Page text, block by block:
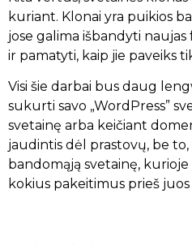
kuriant. Klonai yra puikios
jose galima išbandyti
ir pamatyti, kaip jie paveiks
Visi šie darbai bus daug
sukurti savo „WordPress”
svetainę arba keičiant
jaudintis dėl prastovų, be
bandomąją svetainę,
kokius pakeitimus prieš juos